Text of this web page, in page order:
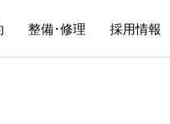
整備･修理 採用情報